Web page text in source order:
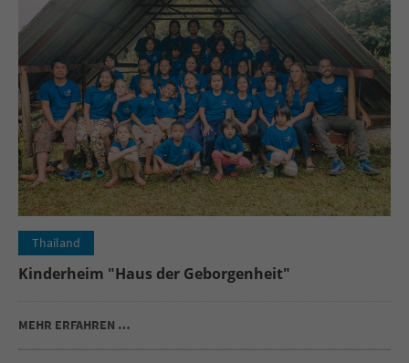
Thailand
Kinderheim "Haus der Geborgenheit"
MEHR ERFAHREN …